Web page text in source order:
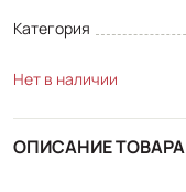
Категория
Нет в наличии
ОПИСАНИЕ ТОВАРА